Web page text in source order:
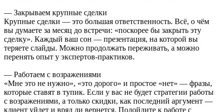
— Закрываем крупные сделки
Крупные сделки — это большая ответственность. Всё, о чём
вы думаете за месяц до встречи: «поскорее бы закрыть эту
сделку». Каждый ваш сон — презентация, на которой вы
теряете слайды. Можно продолжать переживать, а можно
перенять опыт у экспертов-практиков.
— Работаем с возражениями
«Мне это не нужно», «это дорого» и простое «нет» — фразы,
которые ставят в тупик. Если у вас не будет стратегии работы
с возражениями, а только скидки, как последний аргумент —
клиент уйдет и вряд ли вернется. Подойдите к работе с